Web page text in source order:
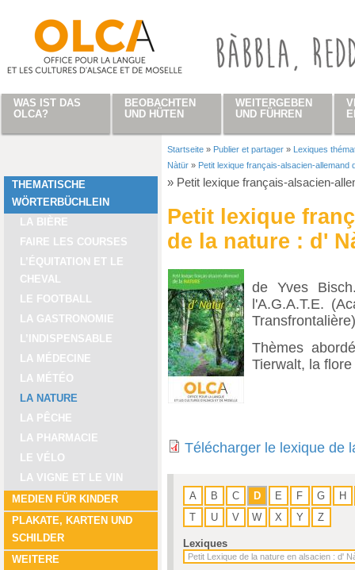
THEMATISCHE
WÖRTERBÜCHLEIN
LA BIÈRE
FAIRE LES COURSES
L’ÉQUITATION ET LE
CHEVAL
LE FOOTBALL
LA GASTRONOMIE
L’INDISPENSABLE
LA MÉDECINE
LA MÉTÉO
LA NATURE
LA PÊCHE
LA PHARMACIE
LE VÉLO
LA VIGNE ET LE VIN
MEDIEN FÜR KINDER
PLAKATE, KARTEN UND
SCHILDER
WEITERE
Sie sind hier
Startseite » Publier et partager » Lexiques
Nàtür » Petit lexique français-alsacien-allemand
» Petit lexique français-alsacien-
Petit lexique
de la nature : d'
de Yves
l'A.G.A.T.E.
Thèmes
Tierwalt, la
Télécharger le lexique de
A B C D E F G
H
T
U V W X Y Z
Lexiques
WAS IST DAS
OLCA?
BEOBACHTEN
UND HÜTEN
WEITERGEBEN
UND FÜHREN